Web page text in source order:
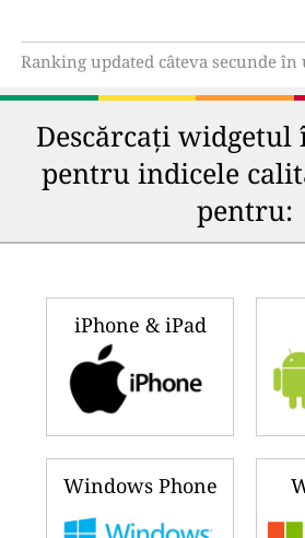
Ranking updated câteva secunde în
Descărcați
pentru indicele
pentru:
iPhone & iPad
Windows Phone